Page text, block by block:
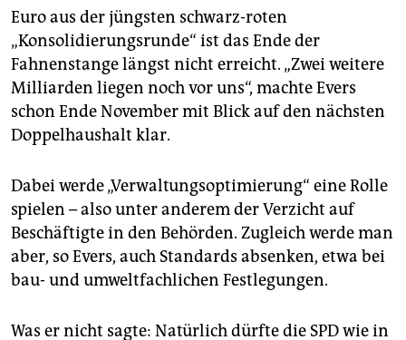
Euro aus der jüngsten schwarz-roten
„Konsolidierungsrunde“ ist das Ende der
Fahnenstange längst nicht erreicht. „Zwei weitere
Milliarden liegen noch vor uns“, machte Evers
schon Ende November mit Blick auf den nächsten
Doppelhaushalt klar.
Dabei werde „Verwaltungsoptimierung“ eine Rolle
spielen – also unter anderem der Verzicht auf
Beschäftigte in den Behörden. Zugleich werde man
aber, so Evers, auch Standards absenken, etwa bei
bau- und umweltfachlichen Festlegungen.
Was er nicht sagte: Natürlich dürfte die SPD wie in